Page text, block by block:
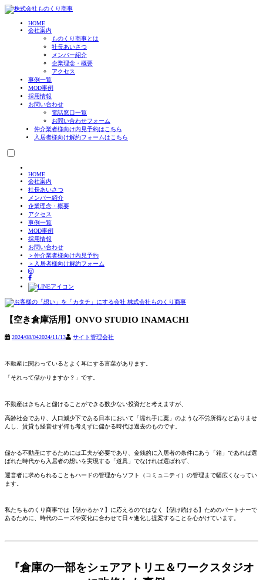
HOME
会社案内
ものくり商事とは
社長あいさつ
メンバー紹介
企業理念・概要
アクセス
事例一覧
MOD事例
採用情報
お問い合わせ
電話窓口一覧
お問い合わせフォーム
仲介業者様向け内見予約はこちら
入居者様向け解約フォームはこちら
HOME
会社案内
社長あいさつ
メンバー紹介
企業理念・概要
アクセス
事例一覧
MOD事例
採用情報
お問い合わせ
＞仲介業者様向け内見予約
＞入居者様向け解約フォーム
content
【空き倉庫活用】ONVO STUDIO INAMACHI
2024/08/042024/11/13 サイト管理会社
不動産に関わっているとよく耳にする言葉があります。
「それって儲かりますか？」です。
不動産はきちんと儲けることができる数少ない投資だと考えますが、
高齢社会であり、人口減少下である日本において「濡れ手に粟」のような不労所得などありませ
んし、賃貸も経営せず何も考えずに儲かる時代は過去のものです。
儲かる不動産にするためには工夫が必要であり、金銭的に入居者の条件にあう「箱」であれば選
ばれた時代から入居者の想いを実現する「道具」でなければ選ばれず、
運営者に求められることもハードの管理からソフト（コミュニティ）の管理まで幅広くなってい
ます。
私たちものくり商事では【儲かるか？】に応えるのではなく【儲け続ける】ためのパートナーで
あるために、時代のニーズや変化に合わせて日々進化し提案することを心がけています。
『倉庫の一部をシェアアトリエ＆ワークスタジオ